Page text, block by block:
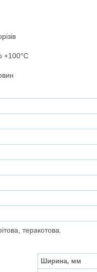
+100°С
теракотова.
Ширина, мм